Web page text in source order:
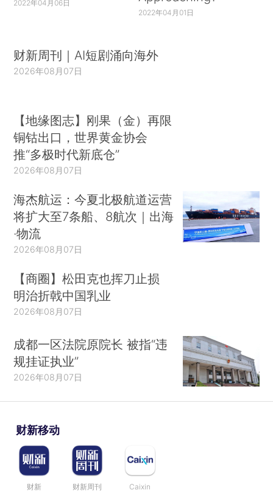
2022年04月06日
2022年04月01日
财新周刊｜AI短剧涌向海外
2026年08月07日
【地缘图志】刚果（金）再限
铜钴出口，世界黄金协会
推“多极时代新底仓”
2026年08月07日
海杰航运：今夏北极航道运营
将扩大至7条船、8航次｜出海
·物流
2026年08月07日
【商圈】松田克也挥刀止损
明治折戟中国乳业
2026年08月07日
成都一区法院原院长 被指“违
规挂证执业”
2026年08月07日
财新移动
财新 财新周刊 Caixin